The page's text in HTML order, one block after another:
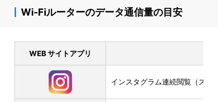
Wi-Fiルーターのデータ通信量の目安
WEB サイトアプリ
インスタグラム連続閲覧（スク